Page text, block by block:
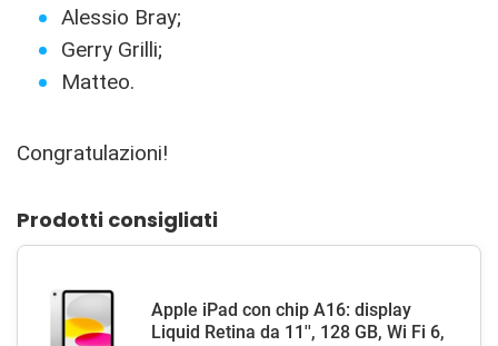
Alessio Bray;
Gerry Grilli;
Matteo.
Congratulazioni!
Prodotti consigliati
Apple iPad con chip A16: display
Liquid Retina da 11'', 128 GB, Wi Fi 6,